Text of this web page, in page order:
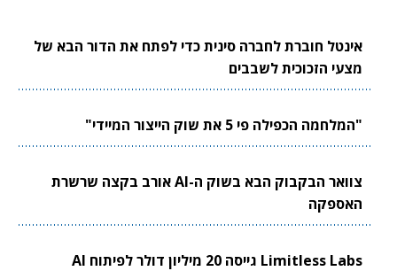
אינטל חוברת לחברה סינית כדי לפתח את הדור הבא של
מצעי הזכוכית לשבבים
"המלחמה הכפילה פי 5 את שוק הייצור המיידי"
צוואר הבקבוק הבא בשוק ה-AI אורב בקצה שרשרת
האספקה
Limitless Labs גייסה 20 מיליון דולר לפיתוח AI